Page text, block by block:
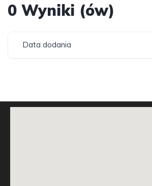
0 Wyniki (ów)
Data dodania